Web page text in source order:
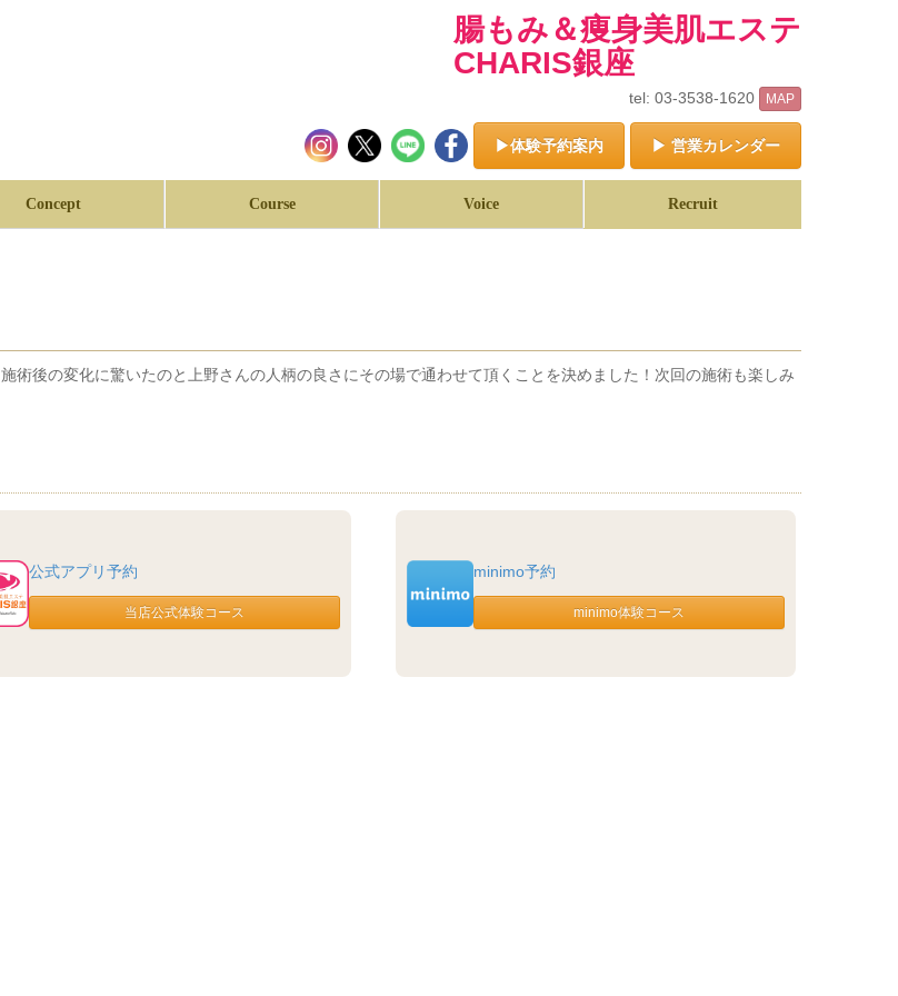
腸もみ＆痩身美肌エステ
CHARIS銀座
tel: 03-3538-1620 MAP
▶体験予約案内 ▶ 営業カレンダー
Concept Course Voice Recruit
施術後の変化に驚いたのと上野さんの人柄の良さにその場で通わせて頂くことを決めました！次回の施術も楽しみ
公式アプリ予約 minimo予約